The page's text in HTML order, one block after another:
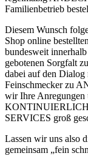
Familienbetrieb
Diesem Wunsch
Shop online
bundesweit
gebotenen Sorgfalt
dabei auf den
Feinschmecker zu
wir Ihre Anregungen
SERVICES groß
Lassen wir uns also
gemeinsam „fein